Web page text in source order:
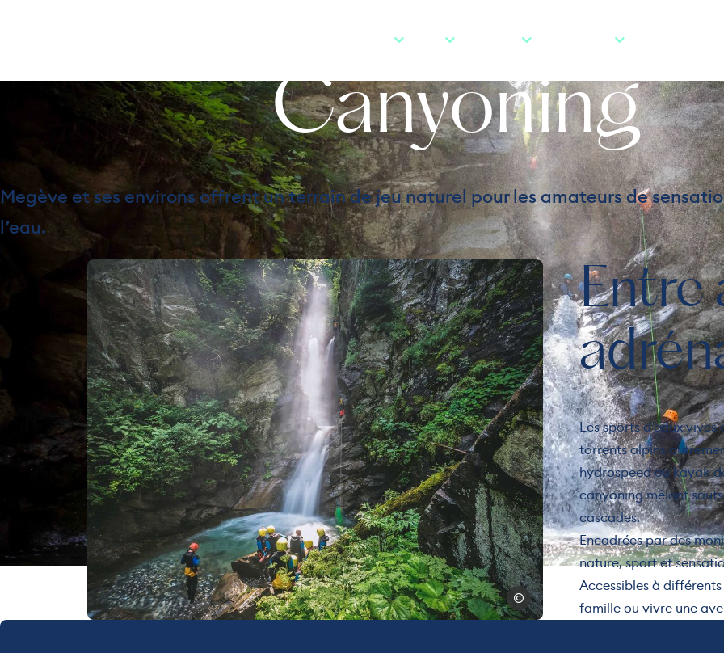
Eaux vives &
Canyoning
Accueil/ Activités Aquatiques /Eaux vives & Canyoning
Megève et ses environs offrent un terrain de jeu naturel pour les amateurs de
l’eau.
Photo, © © Daniel DURAND
© Daniel DURAND
Entre
Les sports d’eaux
torrents alpins
hydrospeed ou kayak
canyoning mêlant
cascades.
Encadrées par des
nature, sport et
Accessibles à
famille ou vivre une